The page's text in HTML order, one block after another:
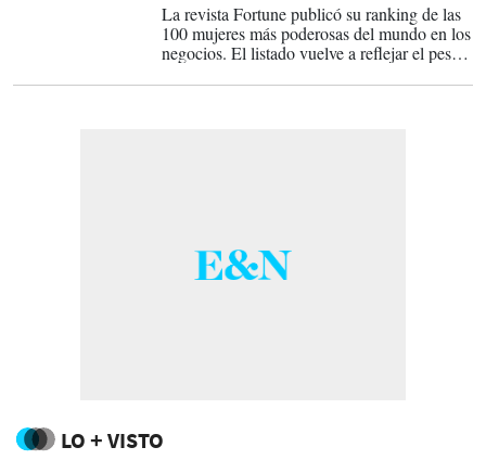
La revista Fortune publicó su ranking de las
100 mujeres más poderosas del mundo en los
negocios. El listado vuelve a reflejar el peso
corporativo global, pero también exhibe el
LO + VISTO